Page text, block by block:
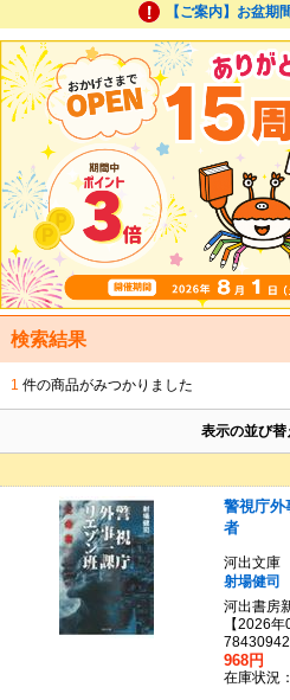
【ご案内】お盆期
検索結果
1 件の商品がみつかりました
表示の並び替
警視庁
者
河出文庫
射場健司
河出書房
【2026
968円
在庫状況